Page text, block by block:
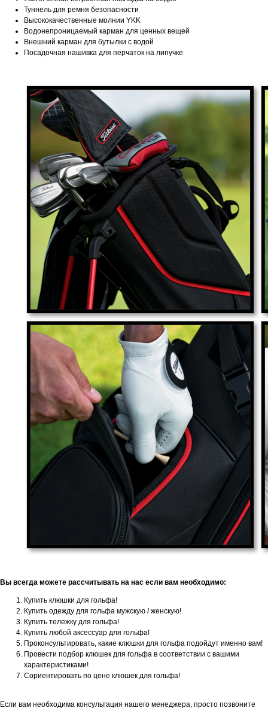
Туннель для ремня безопасности
Высококачественные молнии YKK
Водонепроницаемый карман для ценных вещей
Внешний карман для бутылки с водой
Посадочная нашивка для перчаток на липучке
Вы всегда можете рассчитывать на нас если вам необходимо:
Купить клюшки для гольфа!
Купить одежду для гольфа мужскую / женскую!
Купить тележку для гольфа!
Купить любой аксессуар для гольфа!
Проконсультировать, какие клюшки для гольфа подойдут именно вам!
Провести подбор клюшек для гольфа в соответствии с вашими
характеристиками!
Сориентировать по цене клюшек для гольфа!
Если вам необходима консультация нашего менеджера, просто позвоните